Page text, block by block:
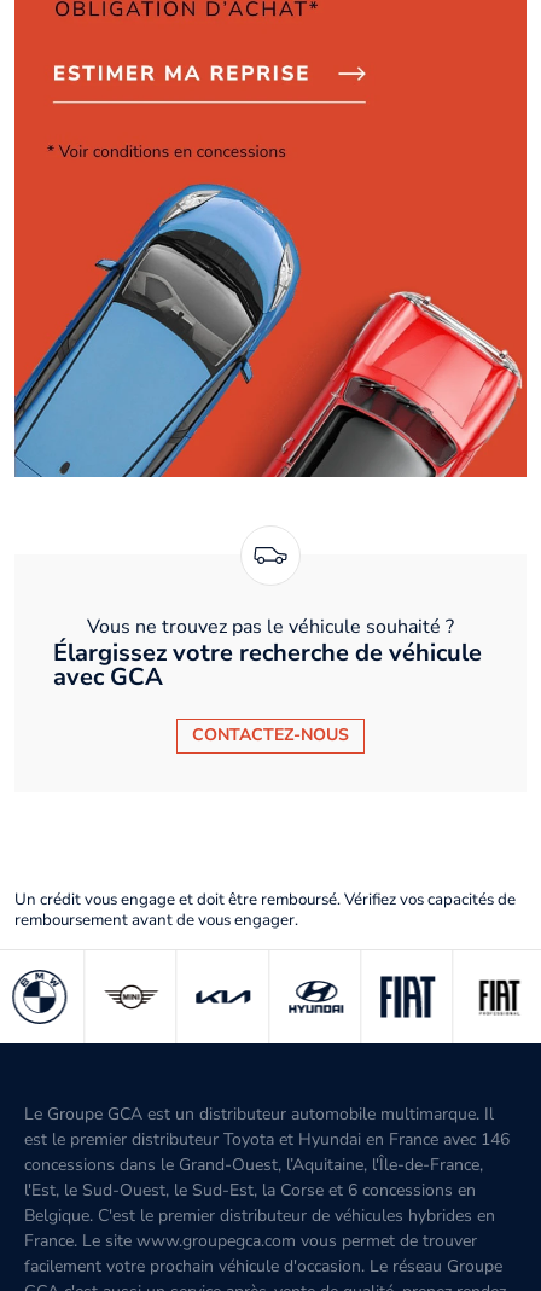
Vous ne trouvez pas le véhicule souhaité ?
Élargissez votre recherche de véhicule
avec GCA
CONTACTEZ-NOUS
Un crédit vous engage et doit être remboursé. Vérifiez vos capacités de
remboursement avant de vous engager.
Le Groupe GCA est un distributeur automobile multimarque. Il
est le premier distributeur Toyota et Hyundai en France avec 146
concessions dans le Grand-Ouest, l’Aquitaine, l'Île-de-France,
l'Est, le Sud-Ouest, le Sud-Est, la Corse et 6 concessions en
Belgique. C'est le premier distributeur de véhicules hybrides en
France. Le site www.groupegca.com vous permet de trouver
facilement votre prochain véhicule d'occasion. Le réseau Groupe